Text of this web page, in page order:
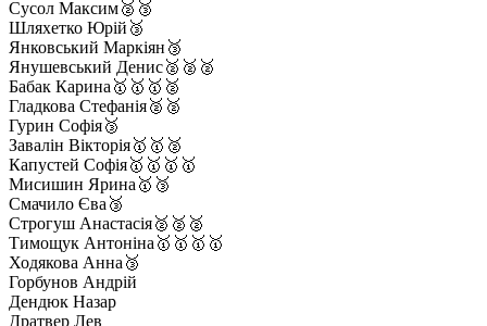
Сусол Максим🥈🥉
Шляхетко Юрій🥉
Янковський Маркіян🥉
Янушевський Денис🥈🥈🥈
Бабак Карина🥇🥇🥇🥈
Гладкова Стефанія🥈🥈
Гурин Софія🥉
Завалін Вікторія🥇🥇🥈
Капустей Софія🥇🥇🥇🥇
Мисишин Ярина🥇🥉
Смачило Єва🥉
Строгуш Анастасія🥈🥈🥈
Тимощук Антоніна🥇🥇🥇🥇
Ходякова Анна🥉
Горбунов Андрій
Дендюк Назар
Дратвер Лев